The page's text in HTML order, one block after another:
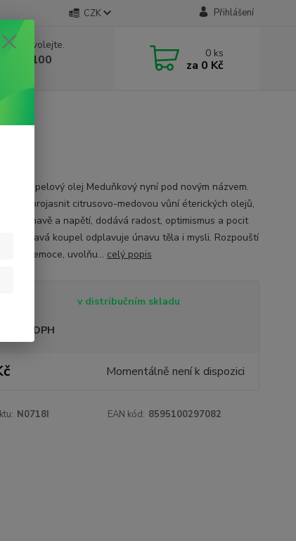
CZK Přihlášení
Zavolejte.
332 100
hod.)
0 ks
za 0 Kč
Koupelový olej Meduňkový nyní pod novým názvem.
mysl projasnit citrusovo-medovou vůní éterických olejů,
při únavě a napětí, dodává radost, optimismus a pocit
voňavá koupel odplavuje únavu těla i mysli. Rozpouští
emoce, uvolňu... celý popis
v distribučním skladu
plátci DPH
Momentálně není k dispozici
N0718I EAN kód: 8595100297082